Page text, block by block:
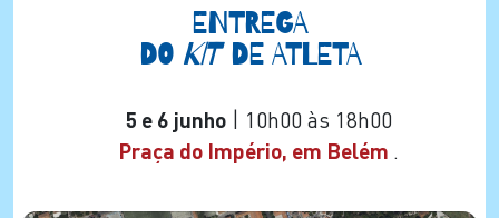
ENTREGA
DO KITDE ATLETA
5 e 6 junho| 10h00 às 18h00
Praça do Império, em Belém .